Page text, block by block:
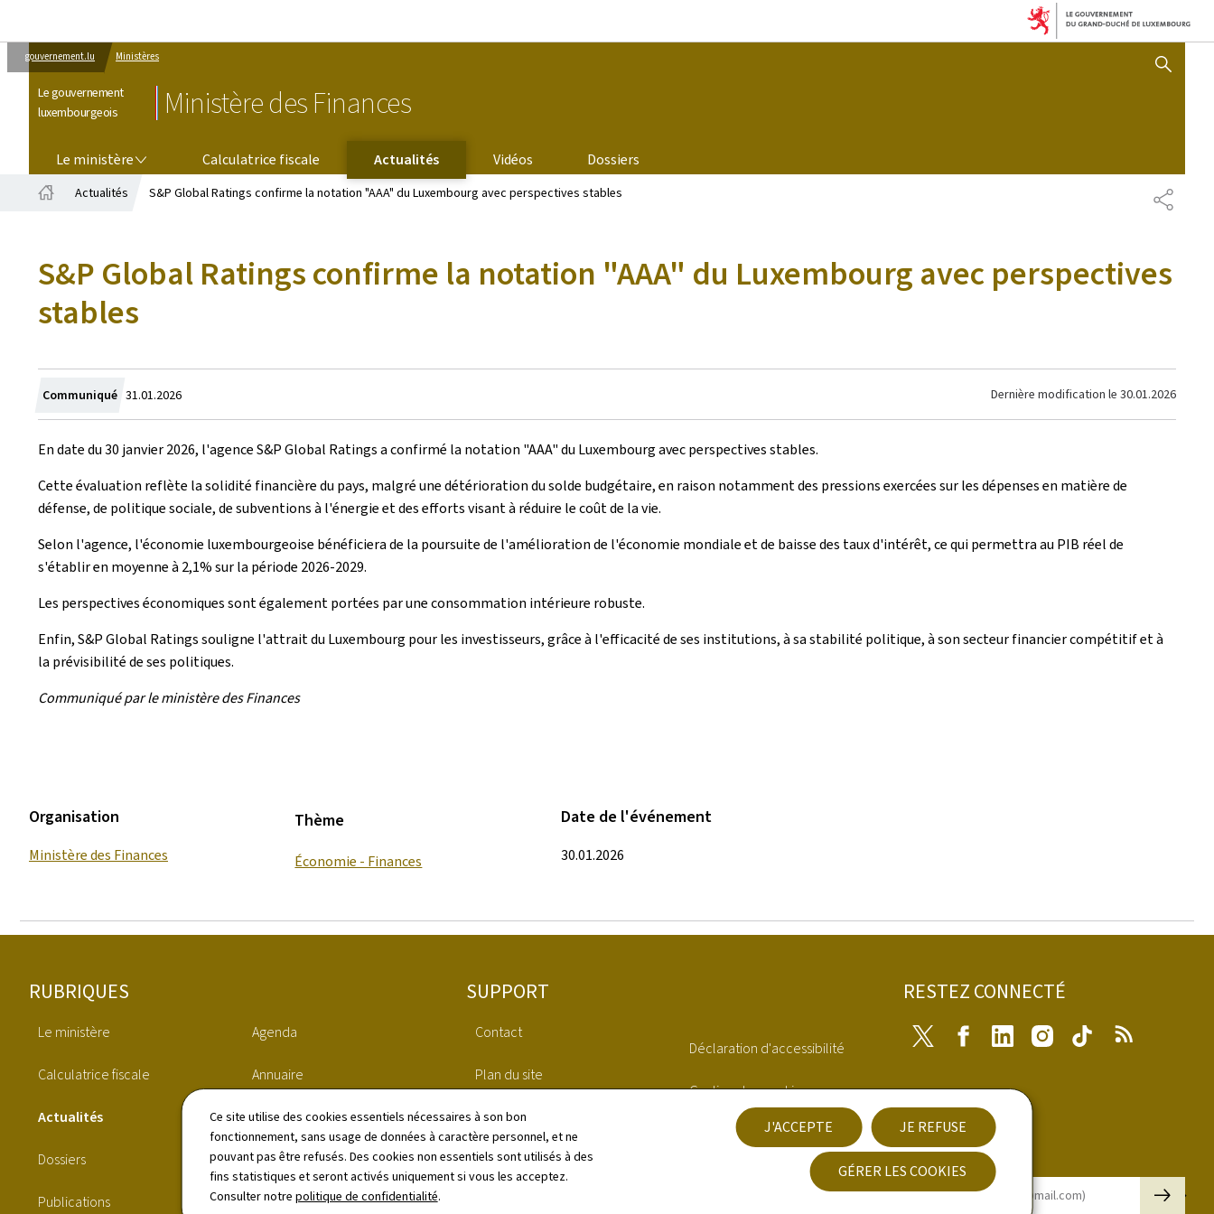
Ce site utilise des cookies essentiels nécessaires à son bon
fonctionnement, sans usage de données à caractère personnel, et ne
pouvant pas être refusés. Des cookies non essentiels sont utilisés à des
fins statistiques et seront activés uniquement si vous les acceptez.
Consulter notre politique de confidentialité.
J'ACCEPTE JE REFUSE
GÉRER LES COOKIES
gouvernement.lu Ministères
Le gouvernement
luxembourgeois
Ministère des Finances
AFFICHER / MASQUER
Le ministère Calculatrice fiscale Actualités Vidéos
Dossiers
Actualités S&P Global Ratings confirme la notation "AAA" du Luxembourg avec perspectives stables
S&P Global Ratings confirme la notation "AAA" du Luxembourg avec perspectives
stables
Communiqué Crée
le
31.01.2026 Dernière modification le 30.01.2026
En date du 30 janvier 2026, l'agenceS&P Global Ratingsa confirmé la notation "AAA" du Luxembourg avec perspectives stables.
Cette évaluation reflète la solidité financière du pays, malgré une détérioration du solde budgétaire, en raison notamment des pressions exercées sur les dépenses en matière de
défense, de politique sociale, de subventions à l'énergie et des efforts visant à réduire le coût de la vie.
Selon l'agence, l'économie luxembourgeoise bénéficiera de la poursuite de l'amélioration de l'économie mondiale et de baisse des taux d'intérêt, ce qui permettra au PIB réel de
s'établir en moyenne à 2,1% sur la période 2026-2029.
Les perspectives économiques sont également portées par une consommation intérieure robuste.
Enfin,S&P Global Ratingssouligne l'attrait du Luxembourg pour les investisseurs, grâce à l'efficacité de ses institutions, à sa stabilité politique, à son secteur financier compétitif et à
la prévisibilité de ses politiques.
Communiqué par le ministère des Finances
Organisation
Ministère des Finances
Thème
Économie - Finances
Date de l'événement
30.01.2026
Pied
de
RUBRIQUES
Le ministère
Calculatrice fiscale
Actualités
Dossiers
Publications
Agenda
Annuaire
Canaux de signalement
Démarches
Vidéos
SUPPORT
Contact
Plan du site
À propos du site
Aspects légaux
Déclaration d'accessibilité
Gestion des cookies
Protection des données
RESTEZ CONNECTÉ
Twitter FacebookLinkedIn InstagramTiktok
E-mail
🡒